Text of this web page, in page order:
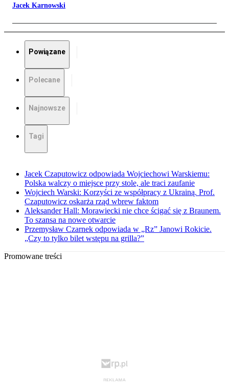
Jacek Karnowski
Powiązane
Polecane
Najnowsze
Tagi
Jacek Czaputowicz odpowiada Wojciechowi Warskiemu:
Polska walczy o miejsce przy stole, ale traci zaufanie
Wojciech Warski: Korzyści ze współpracy z Ukrainą. Prof.
Czaputowicz oskarża rząd wbrew faktom
Aleksander Hall: Morawiecki nie chce ścigać się z Braunem.
To szansa na nowe otwarcie
Przemysław Czarnek odpowiada w „Rz” Janowi Rokicie.
„Czy to tylko bilet wstępu na grilla?”
Promowane treści